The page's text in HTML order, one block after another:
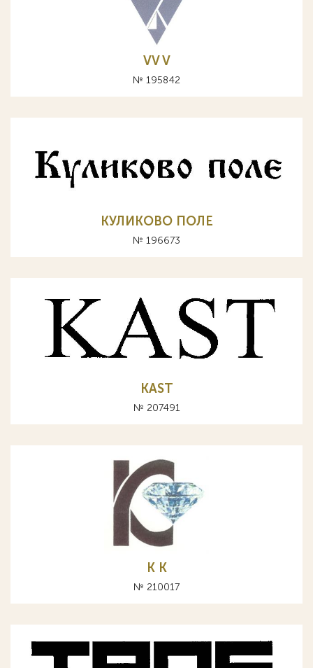
VV V
№ 195842
КУЛИКОВО ПОЛЕ
№ 196673
KAST
№ 207491
K К
№ 210017